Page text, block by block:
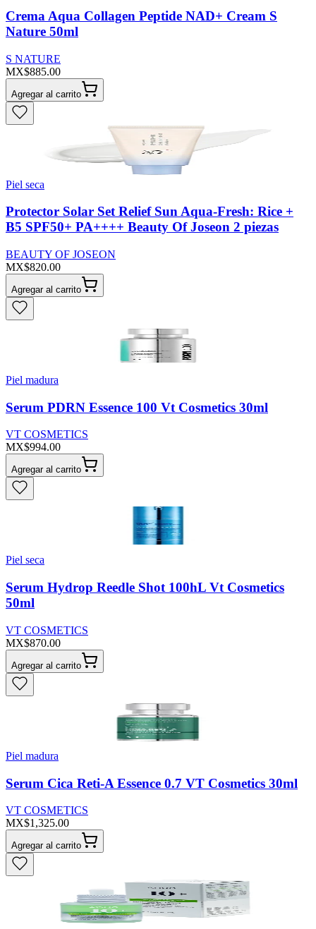
Crema Aqua Collagen Peptide NAD+ Cream S
Nature 50ml
S NATURE
MX$885.00
Agregar al carrito
Piel seca
Protector Solar Set Relief Sun Aqua-Fresh: Rice +
B5 SPF50+ PA++++ Beauty Of Joseon 2 piezas
BEAUTY OF JOSEON
MX$820.00
Agregar al carrito
Piel madura
Serum PDRN Essence 100 Vt Cosmetics 30ml
VT COSMETICS
MX$994.00
Agregar al carrito
Piel seca
Serum Hydrop Reedle Shot 100hL Vt Cosmetics
50ml
VT COSMETICS
MX$870.00
Agregar al carrito
Piel madura
Serum Cica Reti-A Essence 0.7 VT Cosmetics 30ml
VT COSMETICS
MX$1,325.00
Agregar al carrito